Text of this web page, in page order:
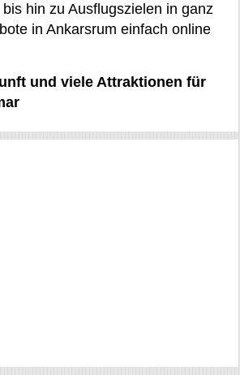
hin zu Ausflugszielen in ganz
in Ankarsrum einfach online
und viele Attraktionen für